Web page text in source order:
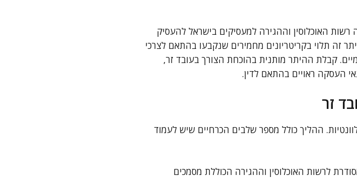
האוכלוסין וההגירה למעסיקים בישראל להעסיק
זה תלוי בקריטריונים מחמירים שנקבעו בהתאם לצרכי
קבלת ההיתר מותנית בהוכחת הצורך בעובד זר,
העסקה ראויים בהתאם לדין.
זר
ההליך כולל מספר שלבים הכרחיים שיש לעמוד
לרשות האוכלוסין וההגירה הכוללת מסמכים